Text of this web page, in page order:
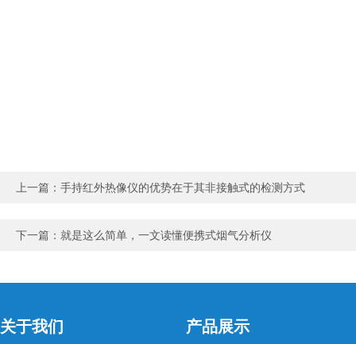
上一篇： 手持红外热像仪的优势在于其非接触式的检测方式
下一篇： 就是这么简单，一文读懂便携式烟气分析仪
关于我们 产品展示